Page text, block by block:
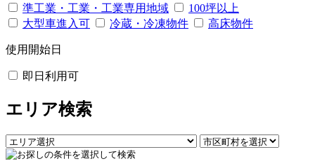
準工業・工業・工業専用地域
100坪以上
大型車進入可
冷蔵・冷凍物件 高床物件
使用開始日
即日利用可
エリア検索